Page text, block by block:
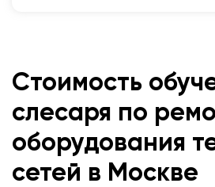
Стоимость
слесаря по
оборудования
сетей в Москве